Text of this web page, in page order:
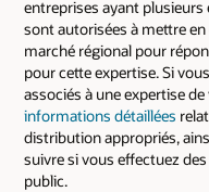
entreprises ayant
sont autorisées à mettre
marché régional pour
pour cette expertise. Si
associés à une expertise de
informations détaillées
distribution appropriés,
suivre si vous effectuez
public.